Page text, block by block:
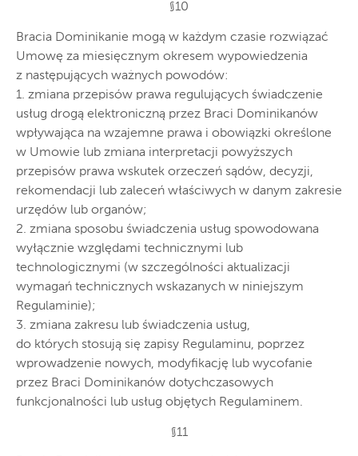
§10
Bracia Dominikanie mogą w każdym czasie rozwiązać
Umowę za miesięcznym okresem wypowiedzenia
z następujących ważnych powodów:
1. zmiana przepisów prawa regulujących świadczenie
usług drogą elektroniczną przez Braci Dominikanów
wpływająca na wzajemne prawa i obowiązki określone
w Umowie lub zmiana interpretacji powyższych
przepisów prawa wskutek orzeczeń sądów, decyzji,
rekomendacji lub zaleceń właściwych w danym zakresie
urzędów lub organów;
2. zmiana sposobu świadczenia usług spowodowana
wyłącznie względami technicznymi lub
technologicznymi (w szczególności aktualizacji
wymagań technicznych wskazanych w niniejszym
Regulaminie);
3. zmiana zakresu lub świadczenia usług,
do których stosują się zapisy Regulaminu, poprzez
wprowadzenie nowych, modyfikację lub wycofanie
przez Braci Dominikanów dotychczasowych
funkcjonalności lub usług objętych Regulaminem.
§11